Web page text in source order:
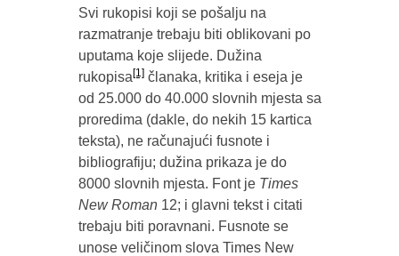
Svi rukopisi koji se pošalju na
razmatranje trebaju biti oblikovani po
uputama koje slijede. Dužina
rukopisa[1]članaka, kritika i eseja je
od 25.000 do 40.000 slovnih mjesta sa
proredima (dakle, do nekih 15 kartica
teksta), ne računajući fusnote i
bibliografiju; dužina prikaza je do
8000 slovnih mjesta. Font je Times
New Roman12; i glavni tekst i citati
trebaju biti poravnani. Fusnote se
unose veličinom slova Times New